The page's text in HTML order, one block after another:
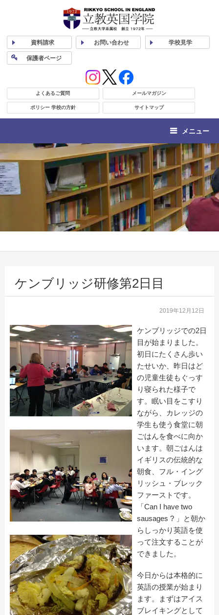
資料請求 お問い合わせ 学校見学
保護者ページ
よくあるご質問 メールマガジン
ポリシー 学校の方針 サイトマップ
メニュー
ケンブリッジ研修第2日目
2019年12月12日
ケンブリッジでの2日
目が始まりました。
初日にたくさん歩い
たせいか、昨日はど
の児童生徒もぐっす
り寝られた様子で
す。眠い目をこすり
ながら、カレッジの
学生も使う食堂に朝
ごはんを食べに向か
います。朝ごはんは
イギリスの伝統的な
朝食、フル・イング
リッシュ・ブレック
ファーストです。
「Can I have two
sausages ? 」と朝か
らしっかり英語を使
って注文することが
できました。
今日からは本格的に
英語の授業が始まり
ます。まずはアイス
ブレイキングとして